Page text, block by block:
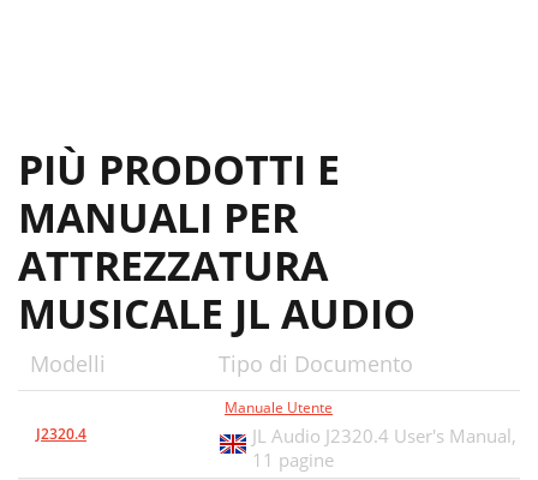
PIÙ PRODOTTI E
MANUALI PER
ATTREZZATURA
MUSICALE JL AUDIO
Modelli Tipo di Documento
J2320.4
Manuale Utente
JL Audio J2320.4 User's Manual,
11 pagine